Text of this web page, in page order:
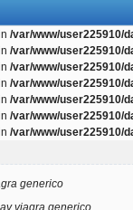
/var/www/user225910/
/var/www/user225910/
/var/www/user225910/
/var/www/user225910/
/var/www/user225910/
/var/www/user225910/
/var/www/user225910/
generico